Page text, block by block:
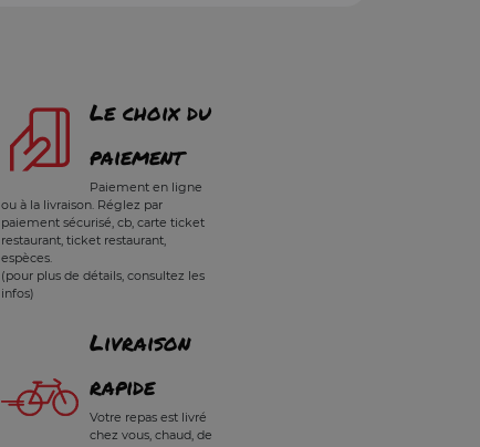
Le choix du
paiement
Paiement en ligne
ou à la livraison. Réglez par
paiement sécurisé, cb, carte ticket
restaurant, ticket restaurant,
espèces.
(pour plus de détails, consultez les
infos)
Livraison
rapide
Votre repas est livré
chez vous, chaud, de